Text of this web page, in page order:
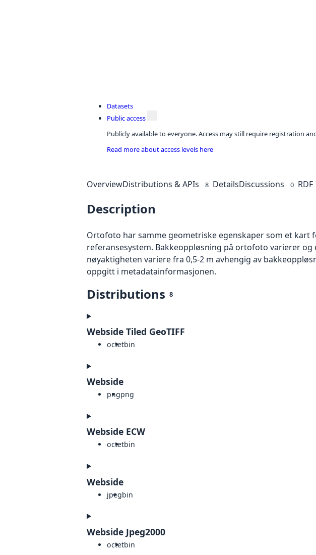
Datasets
Public access
Publicly available to everyone. Access may still require registration
Read more about access levels here
OverviewDistributions & APIs 8 DetailsDiscussions 0 RDF
Description
Ortofoto har samme geometriske egenskaper som et
referansesystem. Bakkeoppløsning på ortofoto varierer
nøyaktigheten variere fra 0,5-2 m avhengig av
oppgitt i metadatainformasjonen.
Distributions 8
Webside Tiled GeoTIFF
octetbin
Webside
pngpng
Webside ECW
octetbin
Webside
jpegbin
Webside Jpeg2000
octetbin